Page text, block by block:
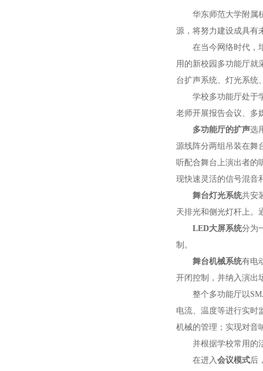
华东师范大学附属
源，将努力建设成具有
在当今网络时代，
用的新校园多功能厅
台扩声系统、灯光系统
学校多功能厅处于
老师开展报告会议、多
多功能厅的扩声选
源线阵分两组吊装在舞
听配合舞台上演出者的
现快速灵活的信号混音
舞台灯光系统共安
天排光和侧光灯杆上。
LED大屏系统分为
制。
舞台机械系统有电
开闭控制，并纳入演出
整个多功能厅以
电流、温度等进行实时
机械的管理；实现对音
并根据学校常用的
在进入会议模式后